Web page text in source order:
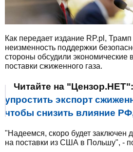
Как передает издание RP.pl,
неизменность поддержки
стороны обсудили экономические
поставки сжиженного газа.
Читайте на "Цензор.НЕТ":
упростить экспорт
чтобы снизить влияние
"Надеемся, скоро будет заключен
на поставки из США в Польшу", -